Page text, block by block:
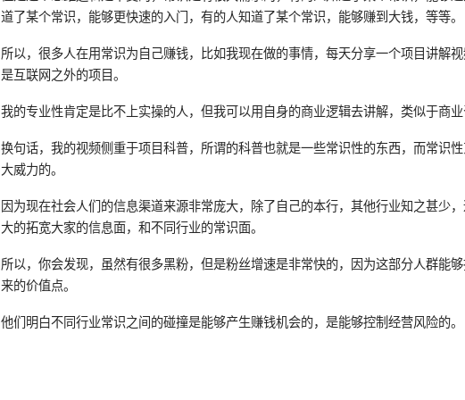
道了某个常识，能够更快速的入门，有的人知道了某个常识，能够赚到大钱，等等。
所以，很多人在用常识为自己赚钱，比如我现在做的事情，每天分享一个项目讲解
是互联网之外的项目。
我的专业性肯定是比不上实操的人，但我可以用自身的商业逻辑去讲解，类似于商业
换句话，我的视频侧重于项目科普，所谓的科普也就是一些常识性的东西，而常识
大威力的。
因为现在社会人们的信息渠道来源非常庞大，除了自己的本行，其他行业知之甚少
大的拓宽大家的信息面，和不同行业的常识面。
所以，你会发现，虽然有很多黑粉，但是粉丝增速是非常快的，因为这部分人群能
来的价值点。
他们明白不同行业常识之间的碰撞是能够产生赚钱机会的，是能够控制经营风险的。